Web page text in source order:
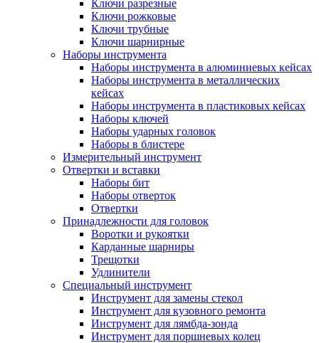
Ключи разрезные
Ключи рожковые
Ключи трубные
Ключи шарнирные
Наборы инструмента
Наборы инструмента в алюминиевых кейсах
Наборы инструмента в металлических
кейсах
Наборы инструмента в пластиковых кейсах
Наборы ключей
Наборы ударных головок
Наборы в блистере
Измерительный инструмент
Отвертки и вставки
Наборы бит
Наборы отверток
Отвертки
Принадлежности для головок
Воротки и рукоятки
Карданные шарниры
Трещотки
Удлинители
Специальный инструмент
Инструмент для замены стекол
Инструмент для кузовного ремонта
Инструмент для лямбда-зонда
Инструмент для поршневых колец